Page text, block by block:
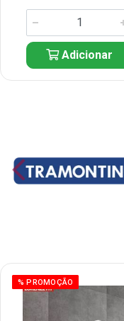
Adicionar
% PROMOÇÃO